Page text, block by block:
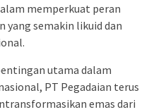
memperkuat peran
yang semakin likuid dan
utama dalam
PT Pegadaian terus
emas dari